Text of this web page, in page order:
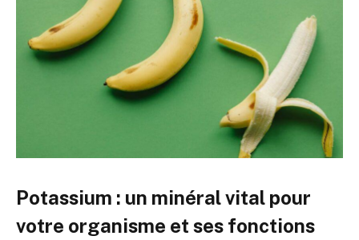
Potassium : un minéral vital pour
votre organisme et ses fonctions